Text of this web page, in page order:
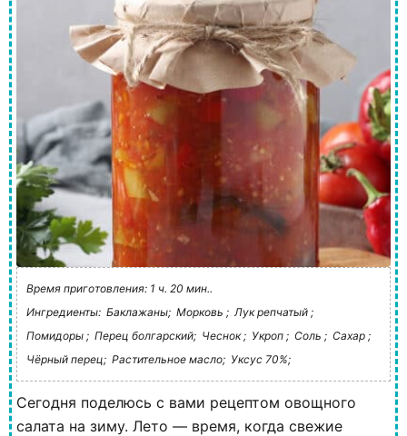
Время приготовления: 1 ч. 20 мин..
Ингредиенты: Баклажаны; Морковь ; Лук репчатый ;
Помидоры ; Перец болгарский; Чеснок ; Укроп ; Соль ; Сахар ;
Чёрный перец; Растительное масло; Уксус 70%;
Сегодня поделюсь с вами рецептом овощного
салата на зиму. Лето — время, когда свежие